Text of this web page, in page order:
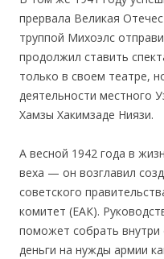
прервала Великая
труппой Михоэлс
продолжил ставить
только в своем театре,
деятельности местного
Хамзы Хакимзаде Ниязи.
А весной 1942 года в
веха — он возглавил
советского
комитет (ЕАК).
поможет собрать
деньги на нужды армии